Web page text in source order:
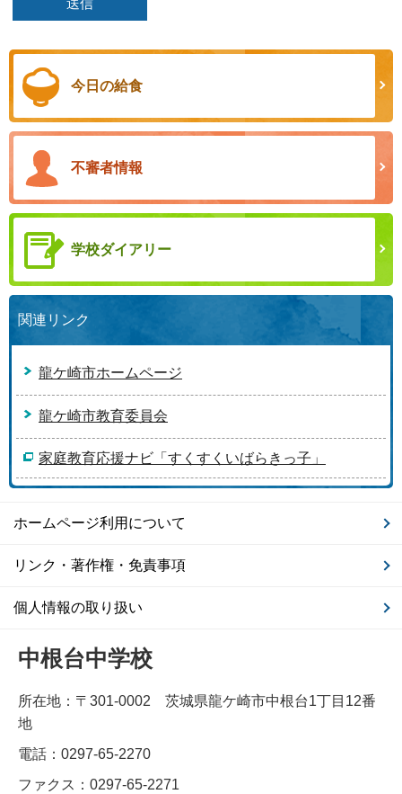
今日の給食
不審者情報
学校ダイアリー
関連リンク
龍ケ崎市ホームページ
龍ケ崎市教育委員会
家庭教育応援ナビ「すくすくいばらきっ子」
ホームページ利用について
リンク・著作権・免責事項
個人情報の取り扱い
中根台中学校
所在地：〒301-0002 茨城県龍ケ崎市中根台1丁目12番
地
電話：0297-65-2270
ファクス：0297-65-2271